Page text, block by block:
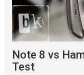
Note 8 vs
Test